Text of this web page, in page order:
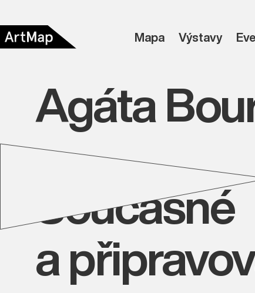
Mapa Výstavy
Agáta
Současné
a